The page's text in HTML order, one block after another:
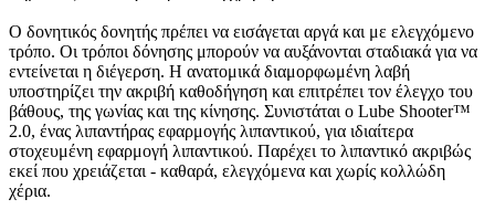
Ο δονητικός δονητής πρέπει να εισάγεται αργά και με ελεγχόμενο
τρόπο. Οι τρόποι δόνησης μπορούν να αυξάνονται σταδιακά για να
εντείνεται η διέγερση. Η ανατομικά διαμορφωμένη λαβή
υποστηρίζει την ακριβή καθοδήγηση και επιτρέπει τον έλεγχο του
βάθους, της γωνίας και της κίνησης. Συνιστάται ο Lube Shooter™
2.0, ένας λιπαντήρας εφαρμογής λιπαντικού, για ιδιαίτερα
στοχευμένη εφαρμογή λιπαντικού. Παρέχει το λιπαντικό ακριβώς
εκεί που χρειάζεται - καθαρά, ελεγχόμενα και χωρίς κολλώδη
χέρια.